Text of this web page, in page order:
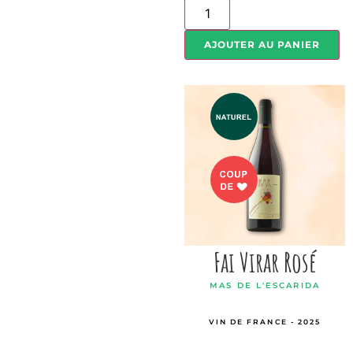
AJOUTER AU PANIER
Fai Virar Rosé
MAS DE L'ESCARIDA
VIN DE FRANCE - 2025